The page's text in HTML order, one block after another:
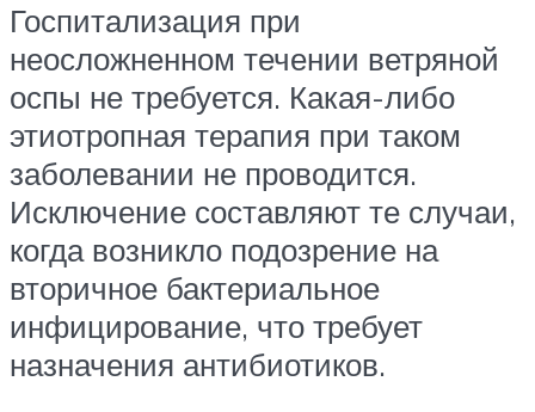
Госпитализация при
неосложненном течении ветряной
оспы не требуется. Какая-либо
этиотропная терапия при таком
заболевании не проводится.
Исключение составляют те случаи,
когда возникло подозрение на
вторичное бактериальное
инфицирование, что требует
назначения антибиотиков.